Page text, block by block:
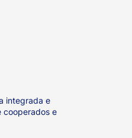
integrada e
cooperados e